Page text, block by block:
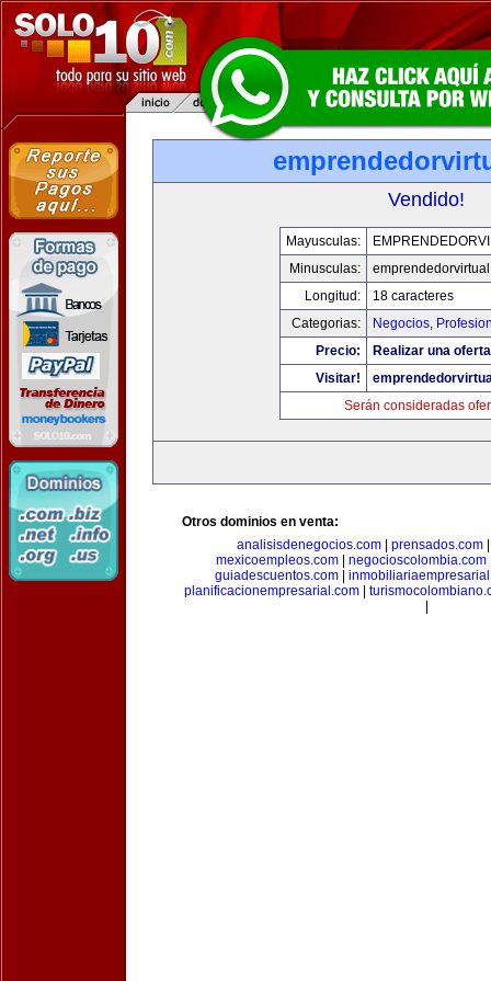
Vendido!
Mayusculas:
Minusculas:
Longitud:
18 caracteres
Categorias:
Negocios,
Precio:
Realizar una
Visitar!
Serán consideradas
Otros dominios en venta:
analisisdenegocios.com
prensados.com
mexicoempleos.com
negocioscolombia.com
guiadescuentos.com
planificacionempresarial.com